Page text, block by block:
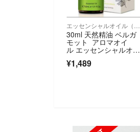
30ml 天然精油 ベルガ
モット アロマオイ
ル エッセンシャルオイ
¥1,489